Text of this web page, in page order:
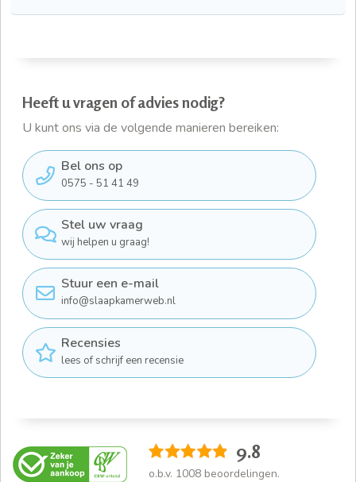
Heeft u vragen of advies nodig?
U kunt ons via de volgende manieren bereiken:
Bel ons op
0575 - 51 41 49
Stel uw vraag
wij helpen u graag!
Stuur een e-mail
info@slaapkamerweb.nl
Recensies
lees of schrijf een recensie
9.8
o.b.v. 1008 beoordelingen.